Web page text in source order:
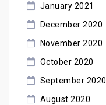
January 2021
December 2020
November 2020
October 2020
September 2020
August 2020